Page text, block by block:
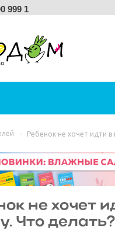
999 1
- Ребенок не хочет идти в
не хочет
Что делать?